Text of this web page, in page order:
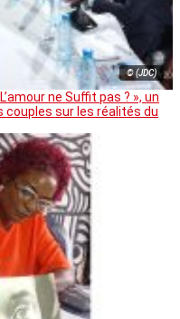
© (JDC)
ne Suffit pas ? », un
couples sur les réalités du